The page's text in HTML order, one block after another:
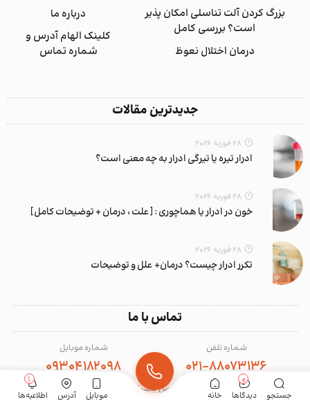
بزرگ کردن آلت تناسلی امکان پذیر
است؟ بررسی کامل
درمان اختلال نعوظ
درباره ما
کلینک الهام آدرس و
شماره تماس
جدیدترین مقالات
28 فوریه 2026
ادرار تیره یا تیرگی ادرار به چه معنی است؟
28 فوریه 2026
خون در ادرار یا هماچوری : [علت ، درمان + توضیحات کامل]
28 فوریه 2026
تکرر ادرار چیست؟ درمان+ علل و توضیحات
تماس با ما
شماره تلفن
021-88073136
شماره موبایل
09304182098
آدرس کلینیک
جستجو دیدگاها
0
خانه موبایل آدرس اطلاعیه‌ها
1